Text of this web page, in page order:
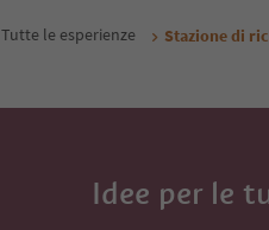
Tutte le esperienze Stazione di
Idee per le